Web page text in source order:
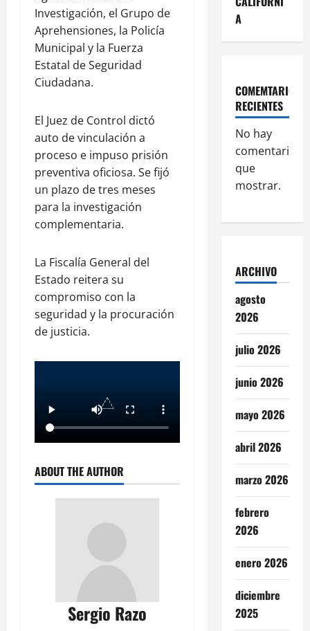
Investigación, el Grupo de
Aprehensiones, la Policía
Municipal y la Fuerza
Estatal de Seguridad
Ciudadana.
El Juez de Control dictó
auto de vinculación a
proceso e impuso prisión
preventiva oficiosa. Se fijó
un plazo de tres meses
para la investigación
complementaria.
La Fiscalía General del
Estado reitera su
compromiso con la
seguridad y la procuración
de justicia.
ABOUT THE AUTHOR
Sergio Razo
A
COMEMTARIOS
RECIENTES
No hay
comentarios
que
mostrar.
ARCHIVO
agosto
2026
julio 2026
junio 2026
mayo 2026
abril 2026
marzo 2026
febrero
2026
enero 2026
diciembre
2025